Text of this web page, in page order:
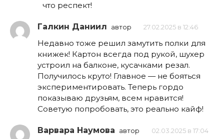
что респект!
Галкин Даниил автор 27.02.2025 в 12:46
Недавно тоже решил замутить полки для
книжек! Картон всегда под рукой, шухер
устроил на балконе, кусачками резал.
Получилось круто! Главное — не бояться
экспериментировать. Теперь гордо
показываю друзьям, всем нравится!
Советую попробовать, это реально кайф!
Варвара Наумова автор 02.03.2025 в 17:04